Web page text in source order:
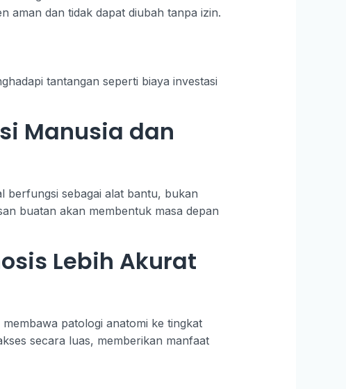
aman dan tidak dapat diubah tanpa izin.
tantangan seperti biaya investasi
Manusia dan
berfungsi sebagai alat bantu, bukan
buatan akan membentuk masa depan
Lebih Akurat
patologi anatomi ke tingkat
secara luas, memberikan manfaat